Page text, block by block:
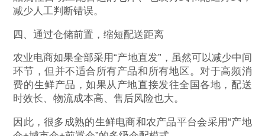
减少人工判断错误。
四、通过仓储前置，缩短配送距离
农业电商如果全部采用“产地直发”，虽然可以减少中间
环节，但并不适合所有产品和所有地区。对于高频消
费的生鲜产品，如果从产地直接发往全国各地，配送
时效长、物流成本高、售后风险也大。
因此，很多成熟的生鲜电商和农产品平台会采用“产地